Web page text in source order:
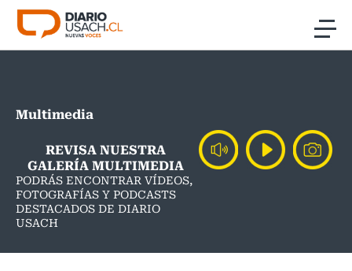
Click acá para ir directamente al contenido
Investigación
Cultura
Programas Radio y TV Usach
Multimedia
REVISA NUESTRA
GALERÍA MULTIMEDIA
PODRÁS ENCONTRAR VÍDEOS,
FOTOGRAFÍAS Y PODCASTS
DESTACADOS DE DIARIO
USACH